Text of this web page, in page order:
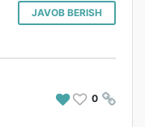
JAVOB BERISH
# 0